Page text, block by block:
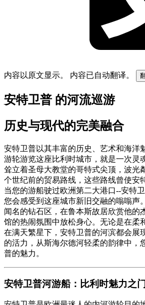
内容以原文显示。 内容已自动翻译。
安特卫普 的河流巡游
历史与现代的完美融合
安特卫普以其丰富的历史、艺术和海洋
游轮游览这座比利时城市，就是一次灵
耸立着圣母大教堂的哥特式尖顶，波光
个世纪前的贸易路线，这些路线曾使安
当您的游船驶过欧洲第二大港口--安特
您会感受到这座城市新旧交融的嗡嗡声
闻名的钻石区，在鲁本斯故居欣赏他的
馆的热闹氛围中放松身心。无论是在柔
在满天繁星下，安特卫普的河滨都会展
的活力，从斯海尔德河轻柔的韵律中，
普的魅力。
安特卫普河游船：比利时魅力之